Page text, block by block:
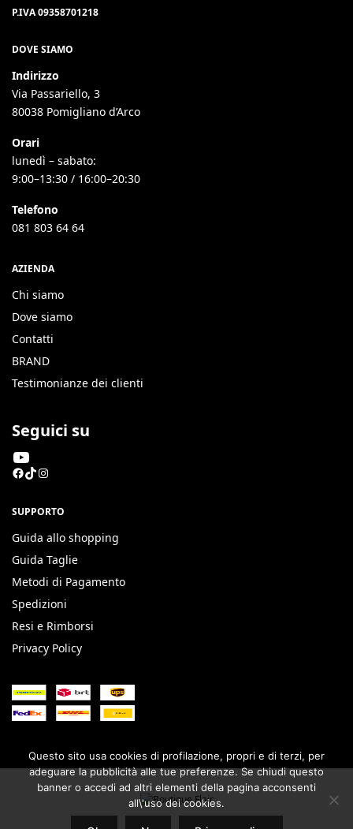
P.IVA 09358701218
DOVE SIAMO
Indirizzo
Via Passariello, 3
80038 Pomigliano d’Arco
Orari
lunedì – sabato:
9:00–13:30 / 16:00–20:30
Telefono
081 803 64 64
AZIENDA
Chi siamo
Dove siamo
Contatti
BRAND
Testimonianze dei clienti
Seguici su
SUPPORTO
Guida allo shopping
Guida Taglie
Metodi di Pagamento
Spedizioni
Resi e Rimborsi
Privacy Policy
Questo sito usa cookies di profilazione, propri e di terzi, per
adeguare la pubblicità alle tue preferenze. Se chiudi questo
banner o accedi ad altri elementi della pagina acconsenti
all\'uso dei cookies.